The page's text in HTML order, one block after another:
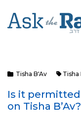
Tisha B'Av Tisha
Is it
on Tisha B’Av?